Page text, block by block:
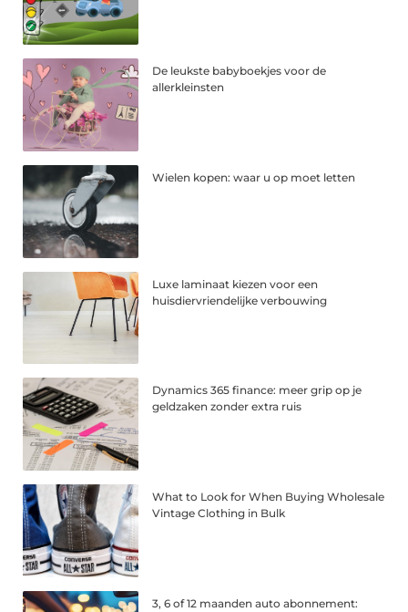
De leukste babyboekjes voor de
allerkleinsten
Wielen kopen: waar u op moet letten
Luxe laminaat kiezen voor een
huisdiervriendelijke verbouwing
Dynamics 365 finance: meer grip op je
geldzaken zonder extra ruis
What to Look for When Buying Wholesale
Vintage Clothing in Bulk
3, 6 of 12 maanden auto abonnement: